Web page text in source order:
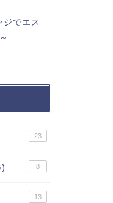
ジでエス
23
8
13